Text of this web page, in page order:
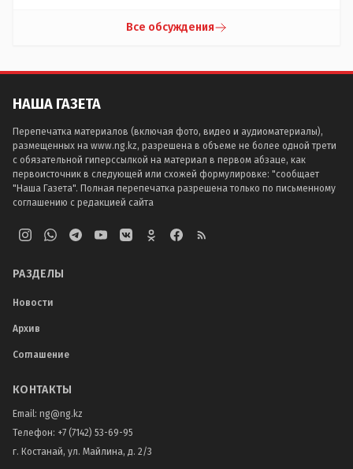
Все обсуждения
НАША ГАЗЕТА
Перепечатка материалов (включая фото, видео и аудиоматериалы),
размещенных на www.ng.kz, разрешена в объеме не более одной трети
с обязательной гиперссылкой на материал в первом абзаце, как
первоисточник в следующей или схожей формулировке: "сообщает
"Наша Газета". Полная перепечатка разрешена только по письменному
соглашению с редакцией сайта
РАЗДЕЛЫ
Новости
Архив
Соглашение
КОНТАКТЫ
Email: ng@ng.kz
Телефон: +7 (7142) 53-69-95
г. Костанай, ул. Майлина, д. 2/3